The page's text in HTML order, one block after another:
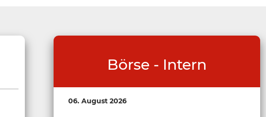
Börse - Intern
06. August 2026